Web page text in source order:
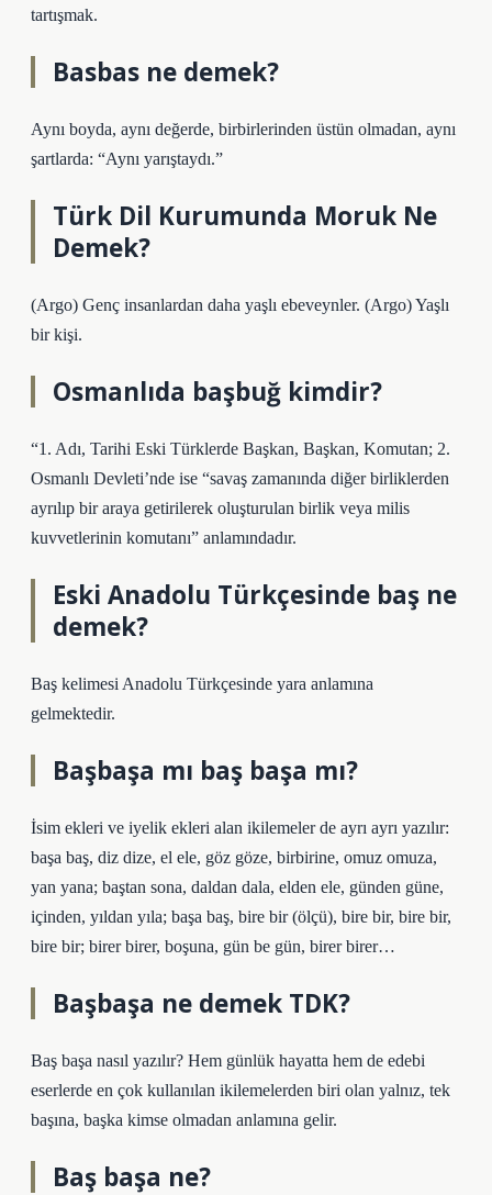
tartışmak.
Basbas ne demek?
Aynı boyda, aynı değerde, birbirlerinden üstün olmadan, aynı
şartlarda: “Aynı yarıştaydı.”
Türk Dil Kurumunda Moruk Ne
Demek?
(Argo) Genç insanlardan daha yaşlı ebeveynler. (Argo) Yaşlı
bir kişi.
Osmanlıda başbuğ kimdir?
“1. Adı, Tarihi Eski Türklerde Başkan, Başkan, Komutan; 2.
Osmanlı Devleti’nde ise “savaş zamanında diğer birliklerden
ayrılıp bir araya getirilerek oluşturulan birlik veya milis
kuvvetlerinin komutanı” anlamındadır.
Eski Anadolu Türkçesinde baş ne
demek?
Baş kelimesi Anadolu Türkçesinde yara anlamına
gelmektedir.
Başbaşa mı baş başa mı?
İsim ekleri ve iyelik ekleri alan ikilemeler de ayrı ayrı yazılır:
başa baş, diz dize, el ele, göz göze, birbirine, omuz omuza,
yan yana; baştan sona, daldan dala, elden ele, günden güne,
içinden, yıldan yıla; başa baş, bire bir (ölçü), bire bir, bire bir,
bire bir; birer birer, boşuna, gün be gün, birer birer…
Başbaşa ne demek TDK?
Baş başa nasıl yazılır? Hem günlük hayatta hem de edebi
eserlerde en çok kullanılan ikilemelerden biri olan yalnız, tek
başına, başka kimse olmadan anlamına gelir.
Baş başa ne?